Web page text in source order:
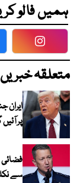
ہمیں فالو
متعلقہ خبریں
پر
سے